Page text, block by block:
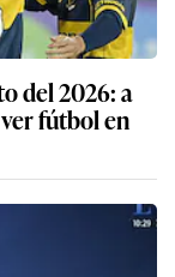
del 2026: a
fútbol en